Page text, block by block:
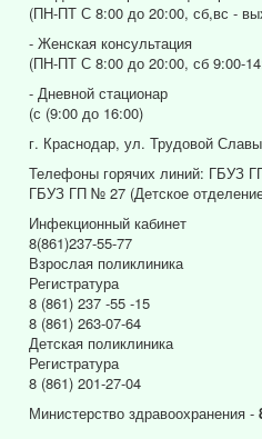
(ПН-ПТ С 8:00 до 20:00, сб,вс -
- Женская консультация
(ПН-ПТ С 8:00 до 20:00, сб 9:00-
- Дневной стационар
(с (9:00 до 16:00)
г. Краснодар, ул. Трудовой
Телефоны горячих линий: ГБУЗ
ГБУЗ ГП № 27 (Детское
Инфекционный кабинет
8(861)237-55-77
Взрослая поликлиника
Регистратура
8 (861) 237 -55 -15
8 (861) 263-07-64
Детская поликлиника
Регистратура
8 (861) 201-27-04
Министерство здравоохранения -